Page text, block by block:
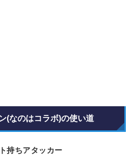
(なのはコラボ)の使い道
持ちアタッカー